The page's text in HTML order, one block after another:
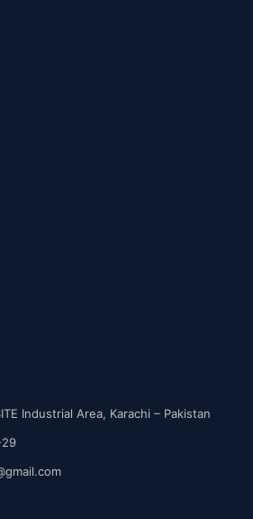
Industrial Area, Karachi – Pakistan